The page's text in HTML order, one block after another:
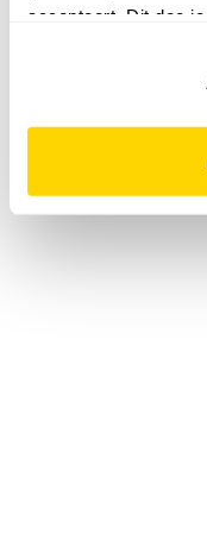
accepteert. Dit doe
website niet optimaal